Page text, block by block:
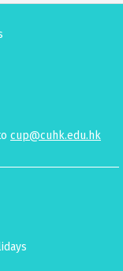
cup@cuhk.edu.hk